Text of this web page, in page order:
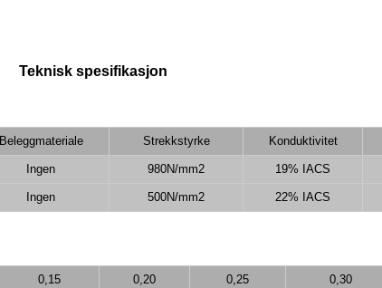
Teknisk spesifikasjon
Beleggmateriale Strekkstyrke Konduktivitet
Ingen 980N/mm2 19% IACS
Ingen 500N/mm2 22% IACS
0,15 0,20 0,25 0,30